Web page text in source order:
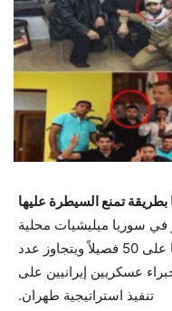
تمنع السيطرة عليها
سوريا ميليشيات محلية
وأجنبية تابعة لإيران يزيد عددها على 50 فصيلاً ويتجاوز عدد
خبراء عسكريين إيرانيين على
تنفيذ استراتيجية طهران.